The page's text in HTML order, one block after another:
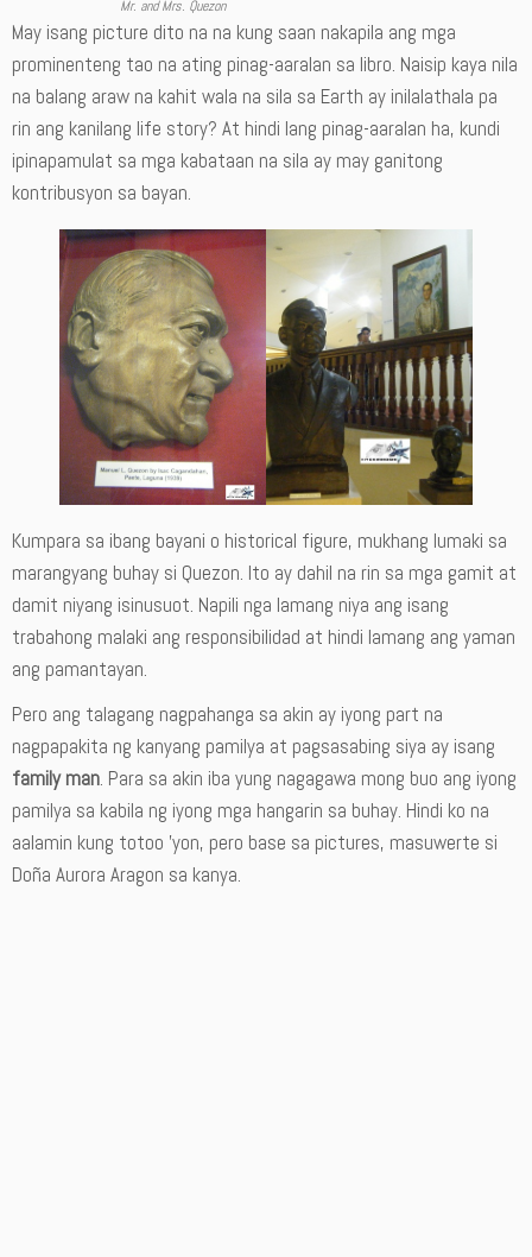
Mr. and Mrs. Quezon
May isang picture dito na na kung saan nakapila ang mga
prominenteng tao na ating pinag-aaralan sa libro. Naisip kaya nila
na balang araw na kahit wala na sila sa Earth ay inilalathala pa
rin ang kanilang life story? At hindi lang pinag-aaralan ha, kundi
ipinapamulat sa mga kabataan na sila ay may ganitong
kontribusyon sa bayan.
Kumpara sa ibang bayani o historical figure, mukhang lumaki sa
marangyang buhay si Quezon. Ito ay dahil na rin sa mga gamit at
damit niyang isinusuot. Napili nga lamang niya ang isang
trabahong malaki ang responsibilidad at hindi lamang ang yaman
ang pamantayan.
Pero ang talagang nagpahanga sa akin ay iyong part na
nagpapakita ng kanyang pamilya at pagsasabing siya ay isang
family man. Para sa akin iba yung nagagawa mong buo ang iyong
pamilya sa kabila ng iyong mga hangarin sa buhay. Hindi ko na
aalamin kung totoo ’yon, pero base sa pictures, masuwerte si
Doña Aurora Aragon sa kanya.